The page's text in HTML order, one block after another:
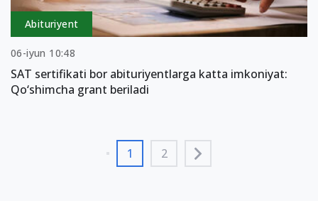
Abituriyent
06-iyun 10:48
SAT sertifikati bor abituriyentlarga katta imkoniyat:
Qo‘shimcha grant beriladi
1 2